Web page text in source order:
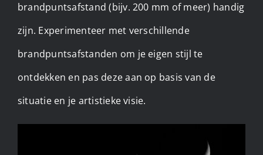
brandpuntsafstand (bijv. 200 mm of meer) handig
zijn. Experimenteer met verschillende
brandpuntsafstanden om je eigen stijl te
ontdekken en pas deze aan op basis van de
situatie en je artistieke visie.